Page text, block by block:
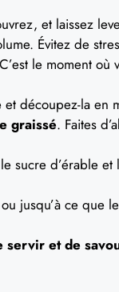
et laissez
Évitez de
le moment
et découpez-la en
graissé. Faites
sucre d’érable
jusqu’à ce que
servir et de